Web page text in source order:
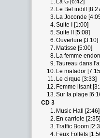
1. La G [6:42]
2. Le Bel indiff
3. La Joconde
4.Suite I [1:00]
5.Suite II [5:08]
6.Ouverture [3:10]
7. Matisse [5:00]
8. La femme
9.Taureau dans
10. Le matador
11. Le cirque [3:33]
12. Femme lisant
13.Sur la plage
CD 3
1. Music Hall [2:46]
2. En carriole [2:35]
3.Traffic Boom
4. Feux Follets